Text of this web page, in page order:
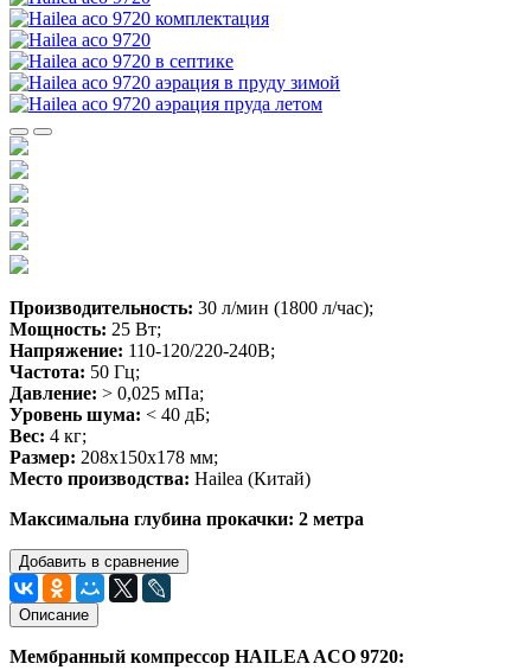
Производительность: 30 л/мин (1800 л/час);
Мощность: 25 Вт;
Напряжение: 110-120/220-240В;
Частота: 50 Гц;
Давление: > 0,025 мПа;
Уровень шума: < 40 дБ;
Вес: 4 кг;
Размер: 208х150х178 мм;
Место производства: Hailea (Китай)
Максимальна глубина прокачки: 2 метра
Добавить в сравнение
Описание
Мембранный компрессор HAILEA ACO 9720: